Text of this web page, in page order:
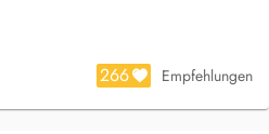
266 Empfehlungen